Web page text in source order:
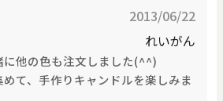
2013/06/22
れいがん
に他の色も注文しました(^^)
て、手作りキャンドルを楽しみま